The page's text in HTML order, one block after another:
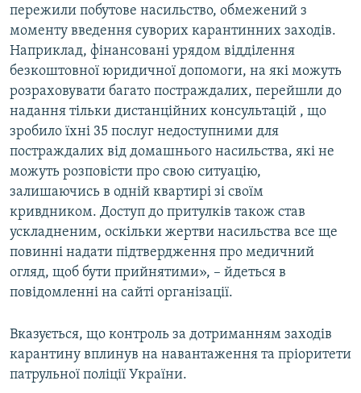
пережили побутове насильство, обмежений з
моменту введення суворих карантинних заходів.
Наприклад, фінансовані урядом відділення
безкоштовної юридичної допомоги, на які можуть
розраховувати багато постраждалих, перейшли до
надання тільки дистанційних консультацій , що
зробило їхні 35 послуг недоступними для
постраждалих від домашнього насильства, які не
можуть розповісти про свою ситуацію,
залишаючись в одній квартирі зі своїм
кривдником. Доступ до притулків також став
ускладненим, оскільки жертви насильства все ще
повинні надати підтвердження про медичний
огляд, щоб бути прийнятими», – йдеться в
повідомленні на сайті організації.
Вказується, що контроль за дотриманням заходів
карантину вплинув на навантаження та пріоритети
патрульної поліції України.